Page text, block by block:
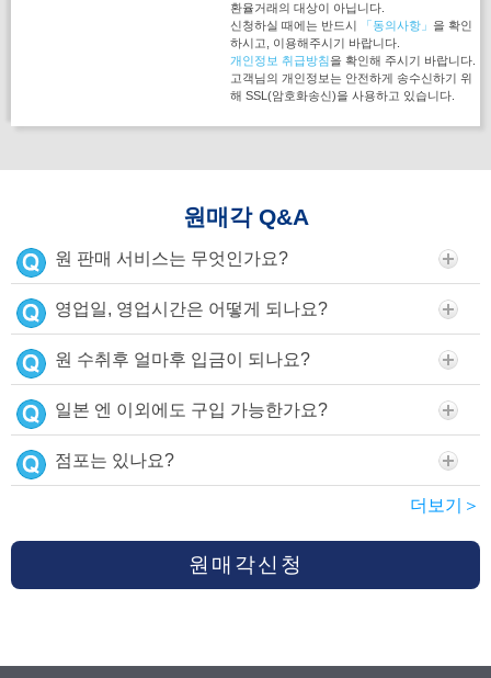
환율거래의 대상이 아닙니다.
신청하실 때에는 반드시
「동의사항」 을 확인
하시고, 이용해주시기 바랍니다.
개인정보 취급방침을 확인해 주시기 바랍니다.
고객님의 개인정보는 안전하게 송수신하기 위
해 SSL(암호화송신)을 사용하고 있습니다.
원매각 Q&A
원 판매 서비스는 무엇인가요?
영업일, 영업시간은 어떻게 되나요?
원 수취후 얼마후 입금이 되나요?
일본 엔 이외에도 구입 가능한가요?
점포는 있나요?
더보기＞
원매각신청